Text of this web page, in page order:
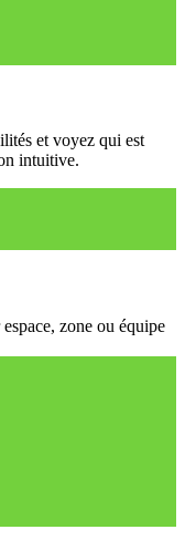
et voyez qui est
intuitive.
zone ou équipe